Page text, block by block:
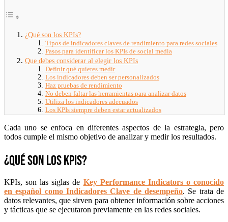
¿Qué son los KPIs?
Tipos de indicadores claves de rendimiento para redes sociales
Pasos para identificar los KPIs de social media
Que debes considerar al elegir los KPIs
Definir qué quieres medir
Los indicadores deben ser personalizados
Haz pruebas de rendimiento
No deben faltar las herramientas para analizar datos
Utiliza los indicadores adecuados
Los KPIs siempre deben estar actualizados
Cada uno se enfoca en diferentes aspectos de la estrategia, pero
todos cumple el mismo objetivo de analizar y medir los resultados.
¿Qué son los KPIs?
KPIs, son las siglas de Key Performance Indicators o conocido
en español como Indicadores Clave de desempeño. Se trata de
datos relevantes, que sirven para obtener información sobre acciones
y tácticas que se ejecutaron previamente en las redes sociales.